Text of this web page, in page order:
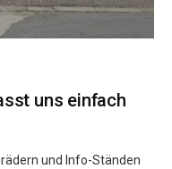
uns einfach
und Info-Ständen